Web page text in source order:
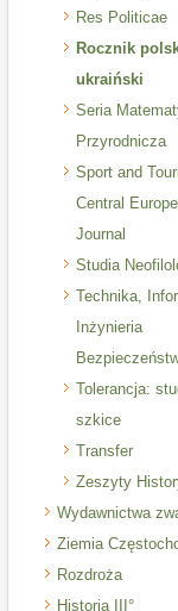
Res Politicae
Rocznik
ukraiński
Seria
Przyrodnicza
Sport and
Central
Journal
Studia
Technika,
Inżynieria
Tolerancja:
szkice
Transfer
Zeszyty
Wydawnictwa
Ziemia
Rozdroża
Historia III°